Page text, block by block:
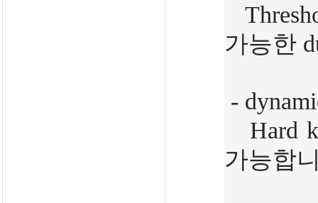
가능한
-
Hard
가능합